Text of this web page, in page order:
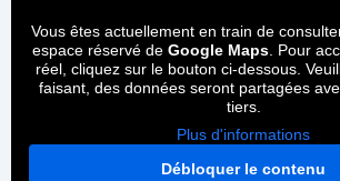
Vous êtes actuellement en train de
espace réservé de Google Maps. Pour
réel, cliquez sur le bouton ci-dessous.
faisant, des données seront partagées
tiers.
Plus d'informations
Débloquer le contenu